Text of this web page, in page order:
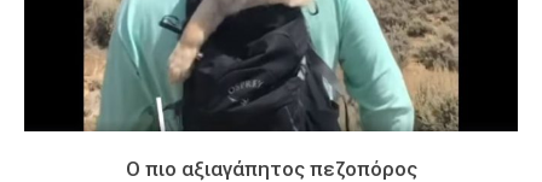
Ο πιο αξιαγάπητος πεζοπόρος